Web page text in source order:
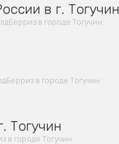
в г. Тогучин
в городе Тогучин:
в городе Тогучин:
Тогучин
в городе Тогучин: